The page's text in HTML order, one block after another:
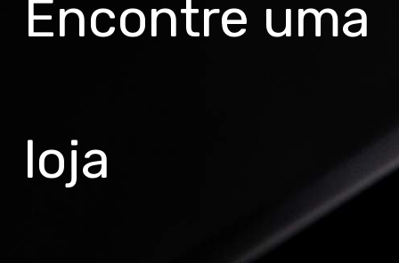
Encontre uma
loja